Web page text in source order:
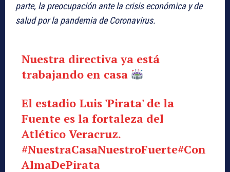
parte, la preocupación ante la crisis económica y de
salud por la pandemia de Coronavirus.
Nuestra directiva ya está
trabajando en casa
El estadio Luis 'Pirata' de la
Fuente es la fortaleza del
Atlético Veracruz.
#NuestraCasaNuestroFuerte#Con
AlmaDePirata